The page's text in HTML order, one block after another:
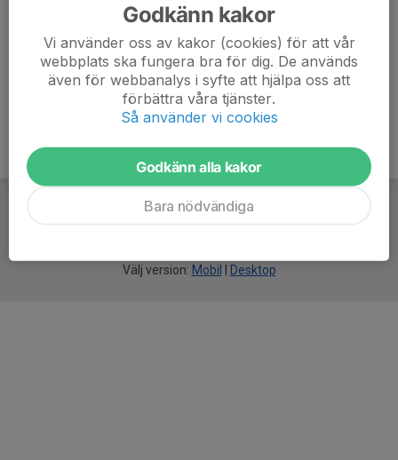
Välj version: Mobil Desktop
Godkänn kakor
Vi använder oss av kakor (cookies) för att vår
webbplats ska fungera bra för dig. De används
även för webbanalys i syfte att hjälpa oss att
förbättra våra tjänster.
Så använder vi cookies
Godkänn alla kakor
Bara nödvändiga